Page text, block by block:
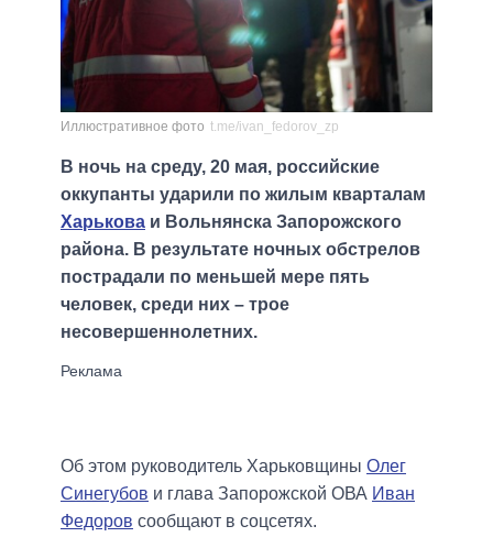
Иллюстративное фото t.me/ivan_fedorov_zp
В ночь на среду, 20 мая, российские
оккупанты ударили по жилым кварталам
Харькова и Вольнянска Запорожского
района. В результате ночных обстрелов
пострадали по меньшей мере пять
человек, среди них – трое
несовершеннолетних.
Об этом руководитель Харьковщины Олег
Синегубов и глава Запорожской ОВА Иван
Федоров сообщают в соцсетях.